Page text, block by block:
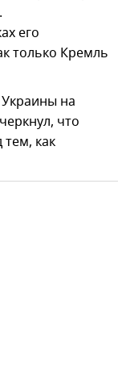
его
только Кремль
на
что
как